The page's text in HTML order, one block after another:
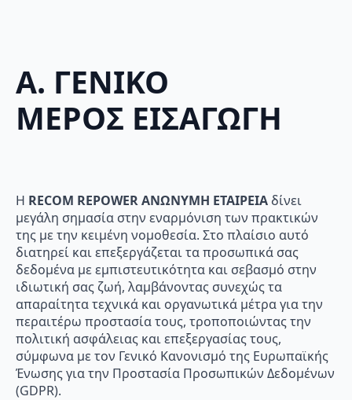
Α. ΓΕΝΙΚΟ
ΜΕΡΟΣ ΕΙΣΑΓΩΓΗ
Η RECOM REPOWERΑΝΩΝΥΜΗ ΕΤΑΙΡΕΙΑ δίνει
μεγάλη σημασία στην εναρμόνιση των πρακτικών
της με την κειμένη νομοθεσία. Στο πλαίσιο αυτό
διατηρεί και επεξεργάζεται τα προσωπικά σας
δεδομένα με εμπιστευτικότητα και σεβασμό στην
ιδιωτική σας ζωή, λαμβάνοντας συνεχώς τα
απαραίτητα τεχνικά και οργανωτικά μέτρα για την
περαιτέρω προστασία τους, τροποποιώντας την
πολιτική ασφάλειας και επεξεργασίας τους,
σύμφωνα με τον Γενικό Κανονισμό της Ευρωπαϊκής
Ένωσης για την Προστασία Προσωπικών Δεδομένων
(GDPR).